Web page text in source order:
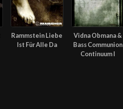
Rammstein Liebe
Ist Für Alle Da
Vidna Obmana &
Bass Communion
Continuum I